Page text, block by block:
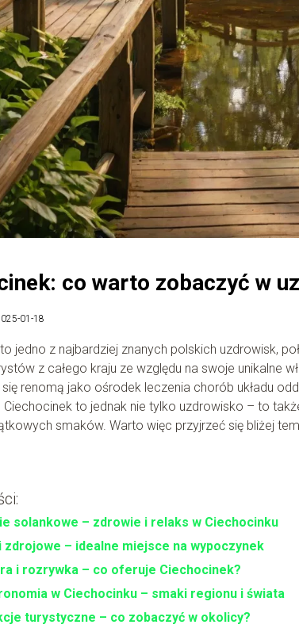
co warto zobaczyć w
01-18
jedno z najbardziej znanych polskich uzdrowisk,
z całego kraju ze względu na swoje unikalne
renomą jako ośrodek leczenia chorób układu
to jednak nie tylko uzdrowisko – to
smaków. Warto więc przyjrzeć się bliżej
solankowe – zdrowie i relaks w Ciechocinku
zdrojowe – idealne miejsce na wypoczynek
i rozrywka – co oferuje Ciechocinek?
w Ciechocinku – smaki regionu i świata
turystyczne – co zobaczyć w okolicy?